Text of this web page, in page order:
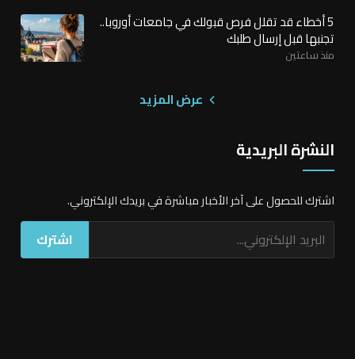
5 أخطاء قد تقلل فرص قبولك في جامعات أوروبا..
تجنبها قبل إرسال طلبك
منذ ساعتين
عرض المزيد
النشرة البريدية
اشترك للحصول على آخر الأخبار مباشرة في بريدك الإلكتروني.
اشترك